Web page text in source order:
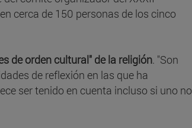
cerca de 150 personas de los cinco
de orden cultural" de la religión. "Son
de reflexión en las que ha
ser tenido en cuenta incluso si uno no